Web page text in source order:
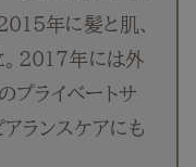
年に髪と肌、
。2017年には外
プライベートサ
ランスケアにも